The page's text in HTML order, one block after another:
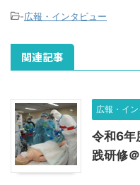
-広報・インタビュー
関連記事
広報・イ
令和6年
践研修